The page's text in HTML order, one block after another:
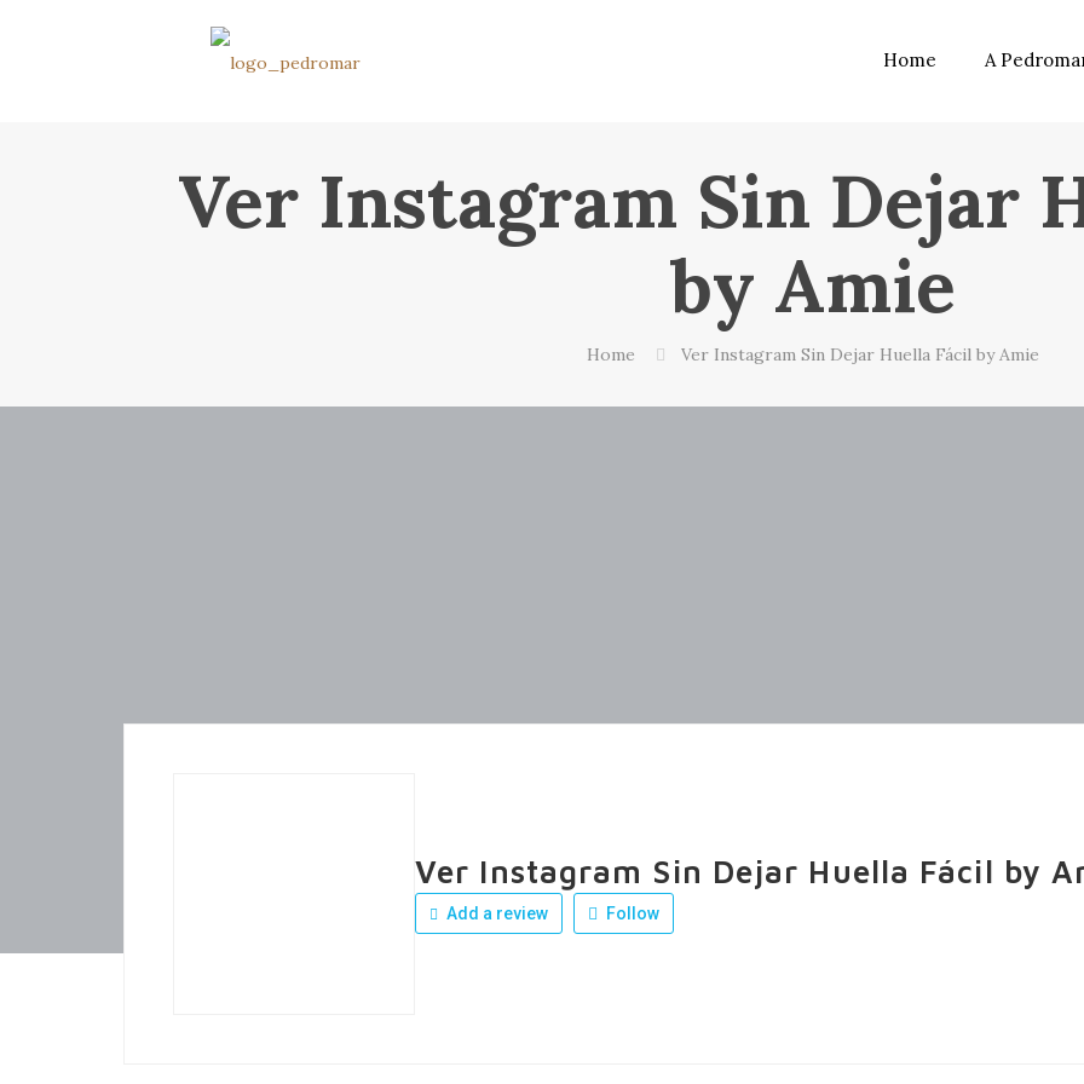
Home A
Ver Instagram Sin Dejar
by Amie
Home Ver Instagram Sin Dejar Huella Fácil by Amie
Ver Instagram Sin Dejar Huella Fácil by
Add a review Follow